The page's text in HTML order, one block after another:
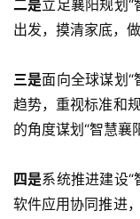
二是立足襄阳规划
出发，摸清家底，
三是面向全球谋划
趋势，重视标准和
的角度谋划“智慧襄
四是系统推进建设“
软件应用协同推进